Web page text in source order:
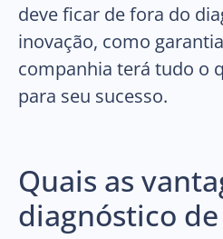
deve ficar de fora do
inovação, como
companhia terá tudo o
para seu sucesso.
Quais as
diagnóstico